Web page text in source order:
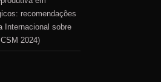
recomendações
Internacional sobre
2024)